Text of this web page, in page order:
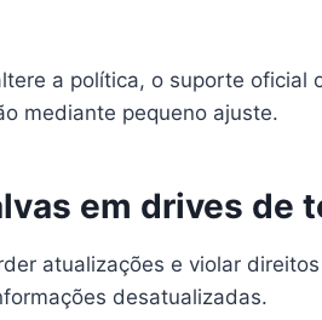
a política, o suporte oficial
mediante pequeno ajuste.
em drives de
atualizações e violar
desatualizadas.